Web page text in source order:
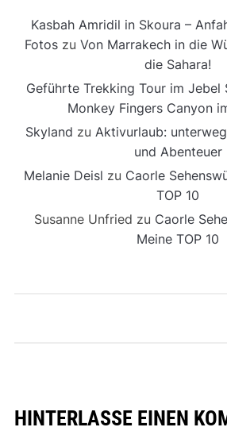
Kasbah Amridil in Skoura –
Fotoszu Von Marrakech in die
die Sahara!
Geführte Trekking Tour im Jebel
Monkey Fingers Canyon
Skyland zu Aktivurlaub:
und Abenteuer
Melanie Deisl zu Caorle
TOP 10
Susanne Unfried zu Caorle
Meine TOP 10
HINTERLASSE EINEN